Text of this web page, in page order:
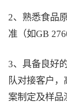
2、熟悉食品
准（如GB
3、具备良好
队对接客户
案制定及样品